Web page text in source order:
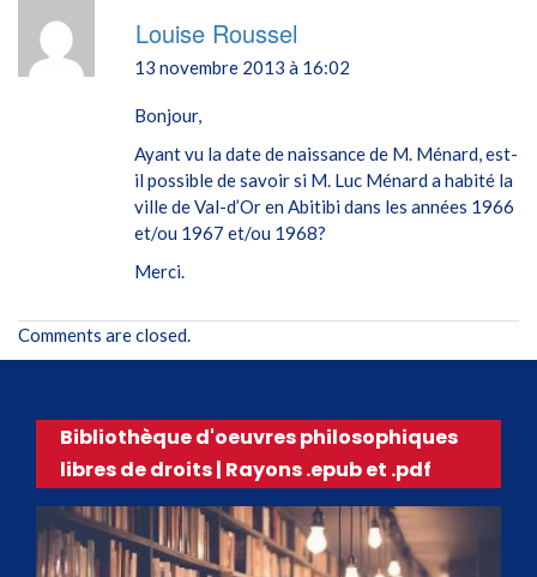
Louise Roussel
13 novembre 2013 à 16:02
Bonjour,
Ayant vu la date de naissance de M. Ménard, est-
il possible de savoir si M. Luc Ménard a habité la
ville de Val-d’Or en Abitibi dans les années 1966
et/ou 1967 et/ou 1968?
Merci.
Comments are closed.
Bibliothèque d'oeuvres philosophiques
libres de droits | Rayons .epub et .pdf